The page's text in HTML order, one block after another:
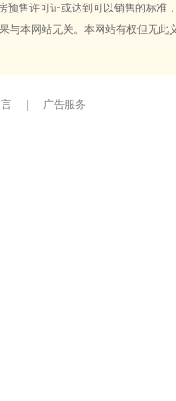
售许可证或达到可以销售的标准
与本网站无关。本网站有权但无此
广告服务